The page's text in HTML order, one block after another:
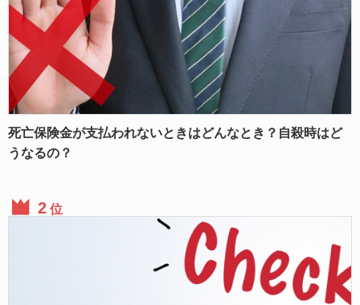
死亡保険金が支払われないときはどんなとき？自殺時はど
うなるの？
位